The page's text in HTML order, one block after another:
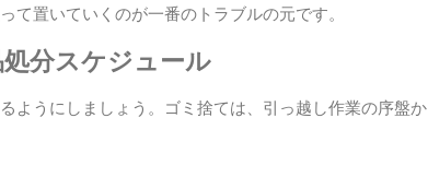
て置いていくのが一番のトラブルの元です。
分スケジュール
ようにしましょう。ゴミ捨ては、引っ越し作業の序盤か